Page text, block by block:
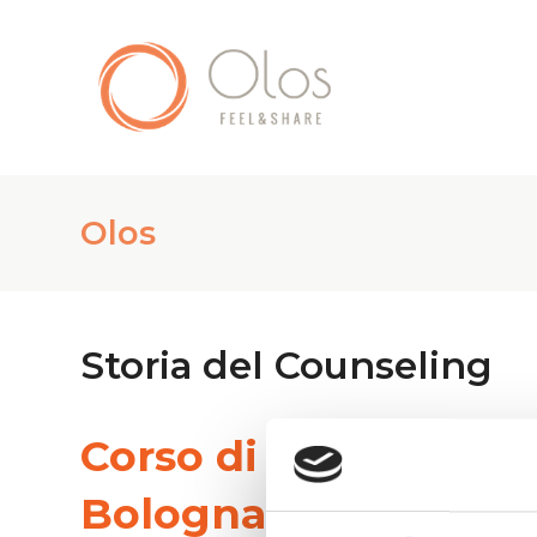
Olos
Storia del Counseling
Corso di Counseling
Bologna